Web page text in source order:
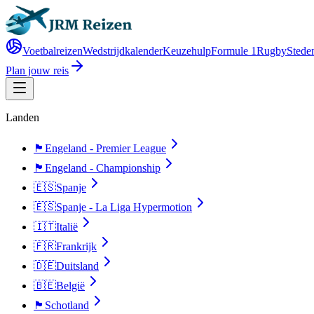
VoetbalreizenWedstrijdkalenderKeuzehulpFormule 1Rugby
Plan jouw reis
Landen
🏴󠁧󠁢󠁥󠁮󠁧󠁿 Engeland - Premier League
🏴󠁧󠁢󠁥󠁮󠁧󠁿 Engeland - Championship
🇪🇸Spanje
🇪🇸Spanje - La Liga Hypermotion
🇮🇹Italië
🇫🇷Frankrijk
🇩🇪Duitsland
🇧🇪België
🏴󠁧󠁢󠁳󠁣󠁴󠁿 Schotland